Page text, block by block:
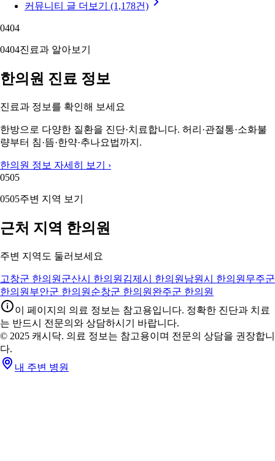
커뮤니티 글 더보기 (1,178건)
0404
0404진료과 알아보기
한의원 진료 정보
진료과 정보를 확인해 보세요
한방으로 다양한 질환을 진단·치료합니다. 허리·관절통·소화불
량부터 침·뜸·한약·추나요법까지.
한의원 정보 자세히 보기 ›
0505
0505주변 지역 보기
근처 지역 한의원
주변 지역도 둘러보세요
고창군 한의원 군산시 한의원 김제시 한의원 남원시 한의원 무주군
한의원 부안군 한의원 순창군 한의원 완주군 한의원
이 페이지의 의료 정보는 참고용입니다. 정확한 진단과 치료
는 반드시 전문의와 상담하시기 바랍니다.
© 2025 캐시닥. 의료 정보는 참고용이며 전문의 상담을 권장합니
다.
내 주변 병원